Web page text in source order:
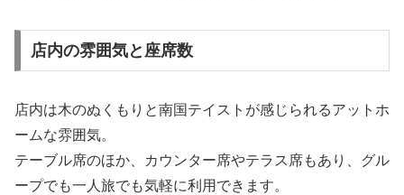
店内の雰囲気と座席数
店内は木のぬくもりと南国テイストが感じられるアットホ
ームな雰囲気。
テーブル席のほか、カウンター席やテラス席もあり、グル
ープでも一人旅でも気軽に利用できます。